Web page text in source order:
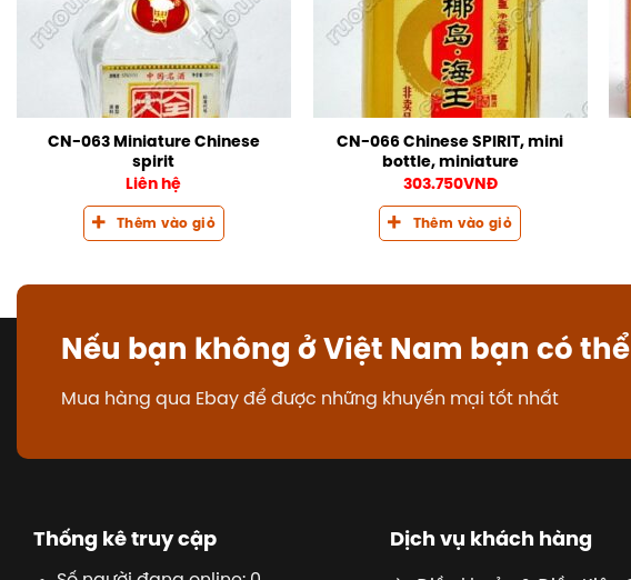
CN-063 Miniature Chinese
spirit
Liên hệ
Thêm vào giỏ
CN-066 Chinese SPIRIT, mini
bottle, miniature
303.750VNĐ
Thêm vào giỏ
Nếu bạn không ở Việt Nam bạn có
Mua hàng qua Ebay để được những khuyến mại tốt nhất
Thống kê truy cập Dịch vụ khách hàng